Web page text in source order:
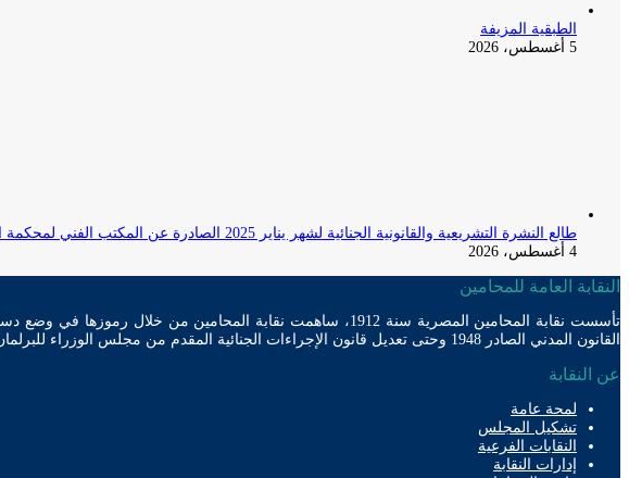
الطبقية المزيفة
5 أغسطس، 2026
طالع النشرة التشريعية والقانونية الجنائية لشهر يناير 2025 الصادرة عن المكتب الفني لمحكمة النقض
4 أغسطس، 2026
النقابة العامة للمحامين
القانون المدني الصادر 1948 وحتى تعديل قانون الإجراءات الجنائية المقدم من مجلس الوزراء للبرلمان الحالي
عن النقابة
لمحة عامة
تشكيل المجلس
النقابات الفرعية
إدارات النقابة